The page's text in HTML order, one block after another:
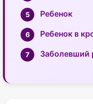
Ребенок
Ребенок в
Заболевший